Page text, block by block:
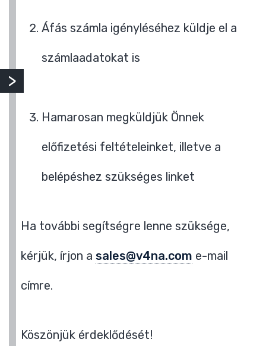
Áfás számla igényléséhez küldje el a
számlaadatokat is
Hamarosan megküldjük Önnek
előfizetési feltételeinket, illetve a
belépéshez szükséges linket
Ha további segítségre lenne szüksége,
kérjük, írjon a sales@v4na.com e-mail
címre.
Köszönjük érdeklődését!